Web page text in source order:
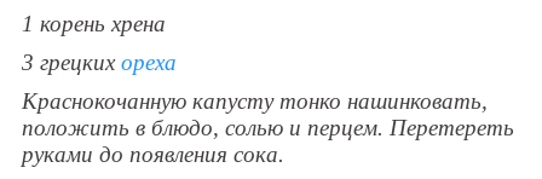
1 корень хрена
3 грецкихореха
Краснокочанную капусту тонко нашинковать,
положить в блюдо, солью и перцем. Перетереть
руками до появления сока.